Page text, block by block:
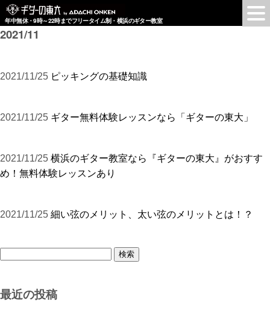
年中無休・9時～22時までフリータイム制・横浜のギター教室
2021/11
2021/11/25 ピッキングの基礎知識
2021/11/25 ギター無料体験レッスンなら「ギターの東大」
2021/11/25 横浜のギター教室なら『ギターの東大』がおすす
め！無料体験レッスンあり
2021/11/25 細い弦のメリット、太い弦のメリットとは！？
最近の投稿